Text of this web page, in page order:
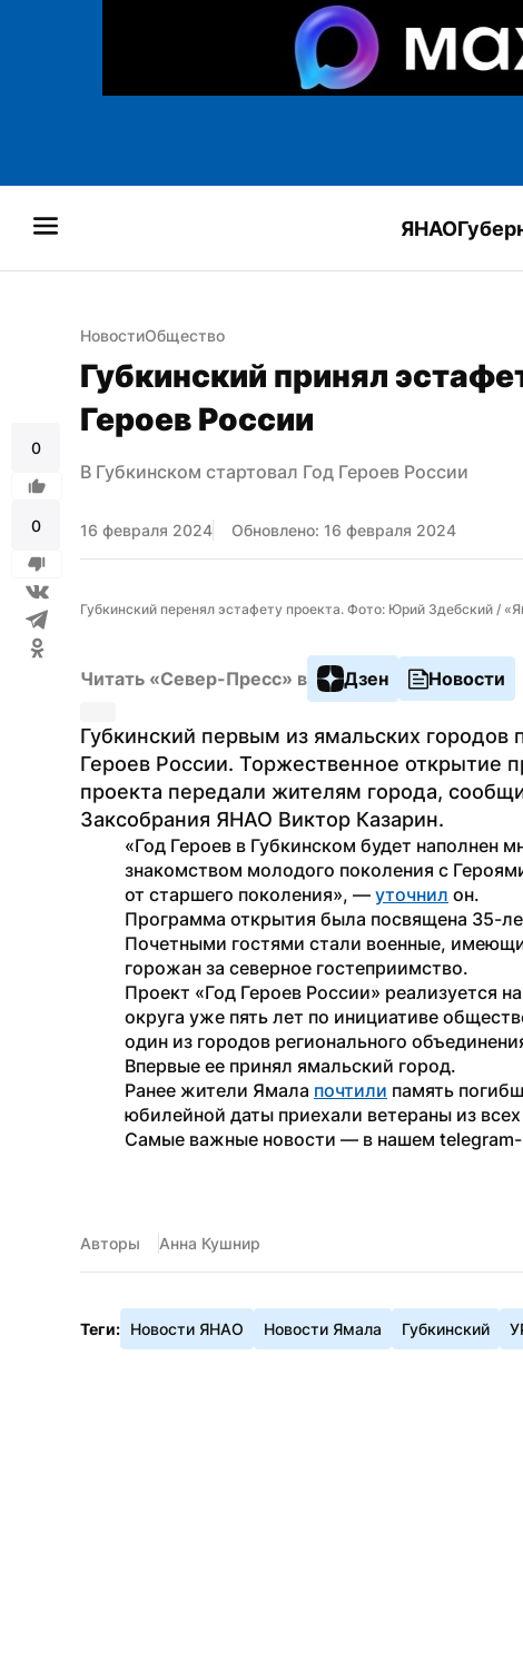
ЯНАО
0
0
НовостиОбщество
Губкинский принял
Героев России
В Губкинском стартовал Год Героев России
16 февраля 2024 Обновлено: 16 февраля 2024
Губкинский перенял эстафету проекта. Фото: Юрий Здебский /
Читать «Север-Пресс» в Дзен Новости
Губкинский первым из ямальских городов
Героев России. Торжественное открытие
проекта передали жителям города,
Заксобрания ЯНАО Виктор Казарин.
«Год Героев в Губкинском будет наполнен
знакомством молодого поколения с
от старшего поколения», — уточнил он.
Программа открытия была посвящена 35-
Почетными гостями стали военные,
горожан за северное гостеприимство.
Проект «Год Героев России» реализуется
округа уже пять лет по инициативе
один из городов регионального
Впервые ее принял ямальский город.
Ранее жители Ямала почтили память
юбилейной даты приехали ветераны из
Самые важные новости — в нашем telegram-
Авторы Анна Кушнир
Теги: Новости ЯНАО Новости Ямала Губкинский